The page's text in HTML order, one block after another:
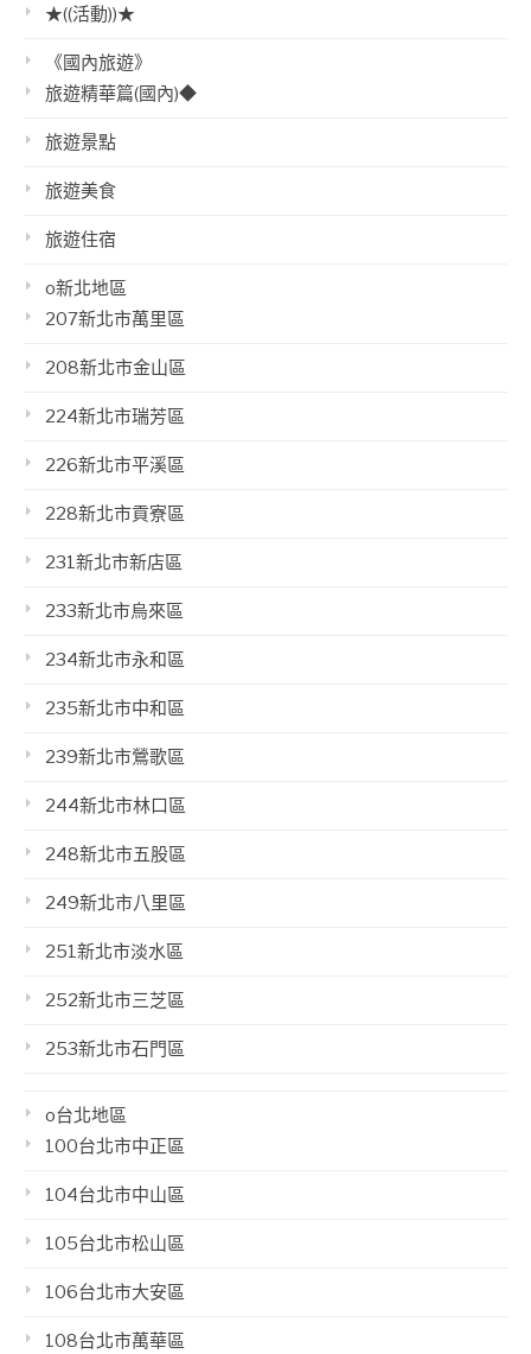
★((活動))★
《國內旅遊》
旅遊精華篇(國內)◆
旅遊景點
旅遊美食
旅遊住宿
o新北地區
207新北市萬里區
208新北市金山區
224新北市瑞芳區
226新北市平溪區
228新北市貢寮區
231新北市新店區
233新北市烏來區
234新北市永和區
235新北市中和區
239新北市鶯歌區
244新北市林口區
248新北市五股區
249新北市八里區
251新北市淡水區
252新北市三芝區
253新北市石門區
o台北地區
100台北市中正區
104台北市中山區
105台北市松山區
106台北市大安區
108台北市萬華區